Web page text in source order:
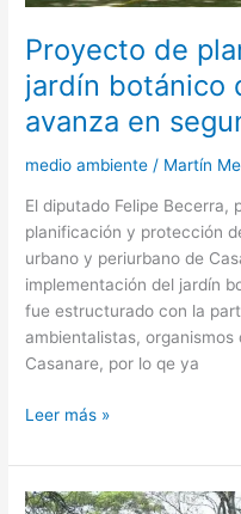
Proyecto de
jardín botánico
avanza en
medio ambiente / Martín
El diputado Felipe Becerra,
planificación y protección
urbano y periurbano de
implementación del jardín
fue estructurado con la
ambientalistas,
Casanare, por lo qe ya
segundo
debate
Leer más »
Proyectos